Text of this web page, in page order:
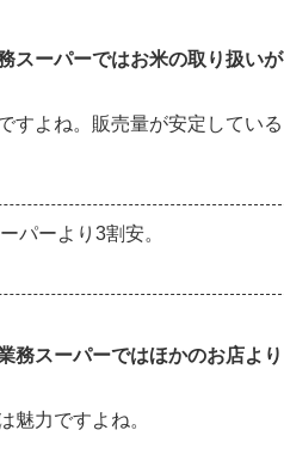
スーパーではお米の取り扱いが
すよね。販売量が安定している
パーより3割安。
務スーパーではほかのお店より
魅力ですよね。